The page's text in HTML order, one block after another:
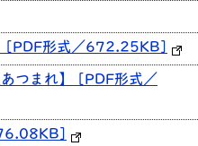
[PDF形式／672.25KB]
つまれ】 [PDF形式／